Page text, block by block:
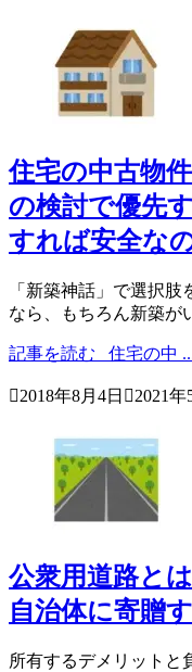
住宅の中古物
の検討で優先
すれば安全な
「新築神話」で選択
なら、もちろん新築が
記事を読む 住宅の中
2018年8月4日 2021年
公衆用道路と
自治体に寄贈
所有するデメリットと